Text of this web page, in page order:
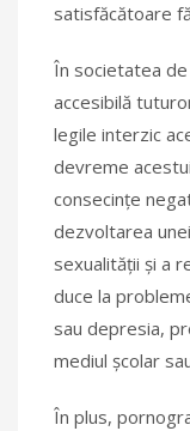
satisfăcătoare
În societatea
accesibilă
legile interzic
devreme
consecințe
dezvoltarea
sexualității și a
duce la
sau depresia,
mediul școlar
În plus,